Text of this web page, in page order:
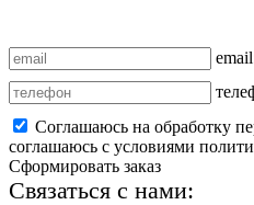
Соглашаюсь на обработку
соглашаюсь с условиями
Сформировать заказ
Связаться с нами: